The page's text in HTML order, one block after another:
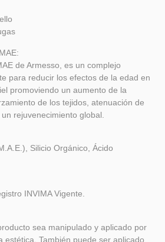
de Armesso, es un complejo
para reducir los efectos de la edad en
promoviendo un aumento de la
de los tejidos, atenuación de
rejuvenecimiento global.
Silicio Orgánico, Ácido
INVIMA Vigente.
sea manipulado y aplicado por
estética. También puede ser aplicado